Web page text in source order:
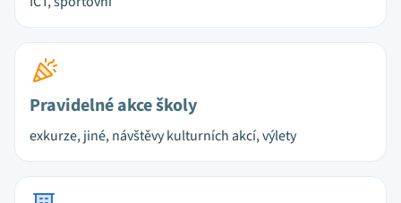
Pravidelné akce školy
exkurze, jiné, návštěvy kulturních akcí, výlety